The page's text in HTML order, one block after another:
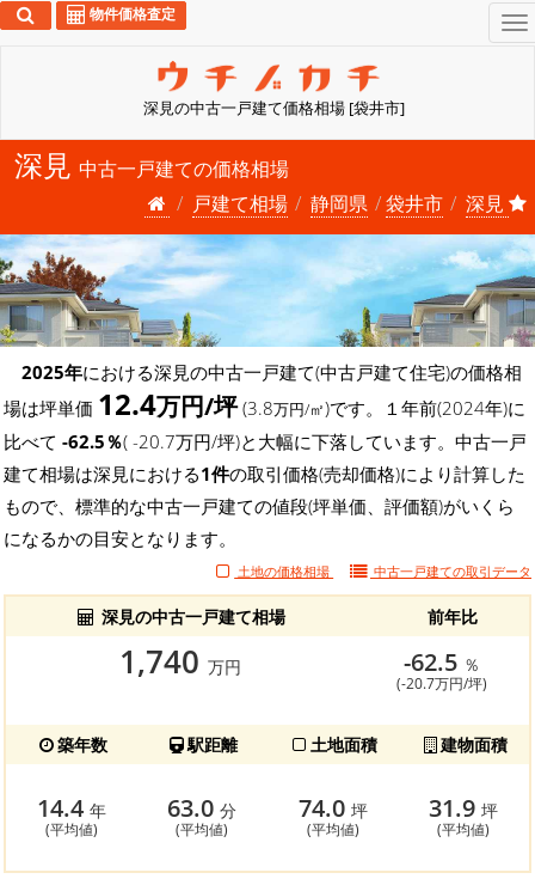
深見の中古一戸建て価格相場 [袋井市]
物件価格査定
深見 中古一戸建ての価格相場
戸建て相場
静岡県 袋井市 深見
2025年における深見の中古一戸建て(中古戸建て住宅)の価格相
場は坪単価 12.4万円/坪(3.8万円/㎡)です。１年前(2024年)に
比べて -62.5％( -20.7万円/坪)と大幅に下落しています。中古一戸
建て相場は深見における1件の取引価格(売却価格)により計算した
もので、標準的な中古一戸建ての値段(坪単価、評価額)がいくら
になるかの目安となります。
土地の価格相場 中古一戸建ての取引データ
深見の中古一戸建て相場 前年比
1,740 万円 -62.5 ％
(-20.7万円/坪)
築年数 駅距離 土地面積 建物面積
14.4 年
(平均値)
63.0分
(平均値)
74.0 坪
(平均値)
31.9坪
(平均値)